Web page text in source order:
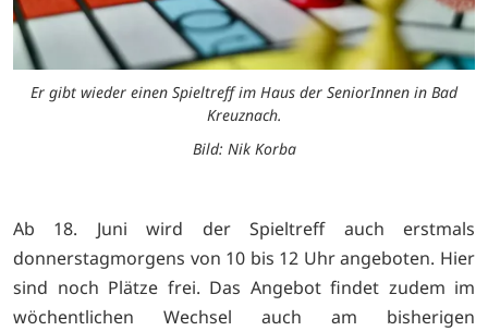
Er gibt wieder einen Spieltreff im Haus der SeniorInnen in Bad
Kreuznach.
Bild: Nik Korba
Ab 18. Juni wird der Spieltreff auch erstmals
donnerstagmorgens von 10 bis 12 Uhr angeboten. Hier
sind noch Plätze frei. Das Angebot findet zudem im
wöchentlichen Wechsel auch am bisherigen